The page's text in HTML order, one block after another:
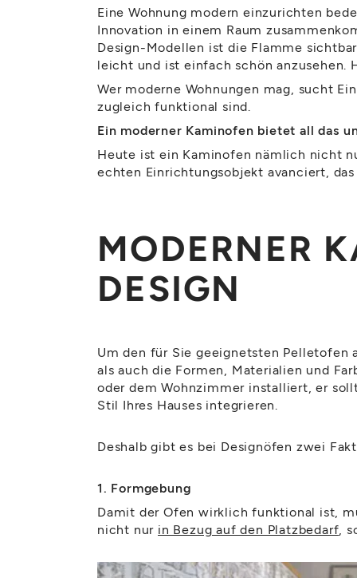
Eine Wohnung modern einzurichten
Innovation in einem Raum
Design-Modellen ist die Flamme
leicht und ist einfach schön anzusehen.
Wer moderne Wohnungen mag, sucht
zugleich funktional sind.
Ein moderner Kaminofen bietet all das
Heute ist ein Kaminofen nämlich nicht
echten Einrichtungsobjekt avanciert,
MODERNER
DESIGN
Um den für Sie geeignetsten Pelletofen
als auch die Formen, Materialien und
oder dem Wohnzimmer installiert, er
Stil Ihres Hauses integrieren.
Deshalb gibt es bei Designöfen zwei
1. Formgebung
Damit der Ofen wirklich funktional ist,
nicht nur in Bezug auf den Platzbedarf ,